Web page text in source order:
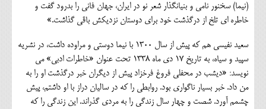
(نیما) سخنور نامی و بنیانگذار شعر نو در ایران، جهان فانی را بدرود گفت و
خاطره ای تلخ از درگذشت خود برای دوستان نزدیکش باقی گذاشت.»
سعید نفیسی هم که پیش از سال 1300 با نیما دوستی و مراوده داشت، در نشریه
سپید و سیاه، به تاریخ 17 دی ماه 1338 تحت عنوان «خاطرات ادبی» می
نویسد: «دیشب در محفلی فروغ فرخزاد پیش از دیگران خبر درگذشت او را به
من داد. خبر بسیار ناگواری بود. روابطی را که در سالیان دراز با او داشتم، پیش
چشمم آورد. شصت و چهار سال زندگی را به مردی گذراند. این زندگی را که